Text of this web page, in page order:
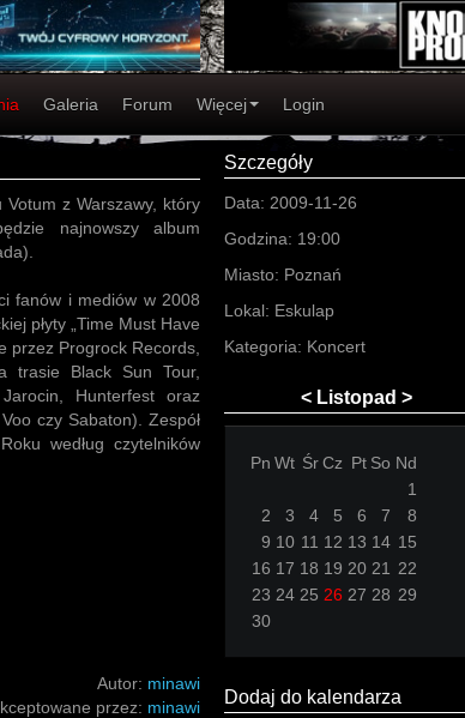
Galeria Forum Więcej Login
Votum z Warszawy, który
najnowszy album
fanów i mediów w 2008
płyty „Time Must Have
przez Progrock Records,
trasie Black Sun Tour,
Hunterfest oraz
czy Sabaton). Zespół
według czytelników
Autor: minawi
przez: minawi
Szczegóły
Data: 2009-11-26
Godzina: 19:00
Miasto: Poznań
Lokal: Eskulap
Kategoria: Koncert
< Listopad >
Pn Wt ŚrCz Pt So Nd
1
2
3 4 5 6 7
8
9 10 11 12 13 14 15
16 17 18 19 20 21
22
23 24 25 26 27 28 29
30
Dodaj do kalendarza